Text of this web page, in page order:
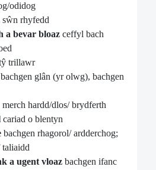
odidog
sŵn rhyfedd
a bevar bloaz ceffyl bach
trillawr
bachgen glân (yr olwg), bachgen
merch hardd/dlos/ brydferth
cariad o blentyn
bachgen rhagorol/ ardderchog;
a ugent vloaz bachgen ifanc